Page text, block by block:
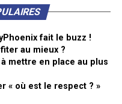
fait le buzz !
au mieux ?
mettre en place au plus
« où est le respect ? »